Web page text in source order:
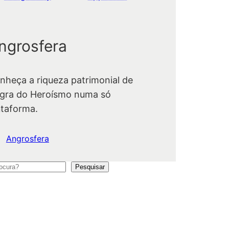
a riqueza patrimonial de
do Heroísmo numa só
Angrosfera
Pesquisar